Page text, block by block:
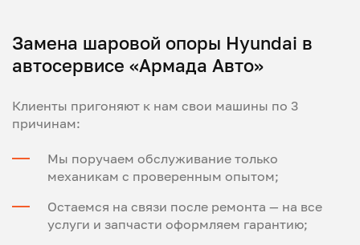
Замена шаровой опоры Hyundai в
автосервисе «Армада Авто»
Клиенты пригоняют к нам свои машины по 3
причинам:
Мы поручаем обслуживание только
механикам с проверенным опытом;
Остаемся на связи после ремонта — на все
услуги и запчасти оформляем гарантию;